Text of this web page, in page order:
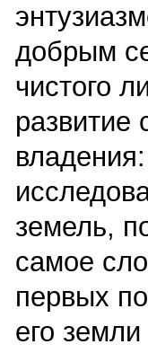
добрым
чистого
развитие
земель,
самое
первых
его